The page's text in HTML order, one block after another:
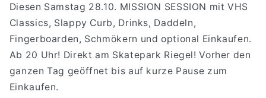
Diesen Samstag 28.10. MISSION SESSION mit VHS
Classics, Slappy Curb, Drinks, Daddeln,
Fingerboarden, Schmökern und optional Einkaufen.
Ab 20 Uhr! Direkt am Skatepark Riegel! Vorher den
ganzen Tag geöffnet bis auf kurze Pause zum
Einkaufen.